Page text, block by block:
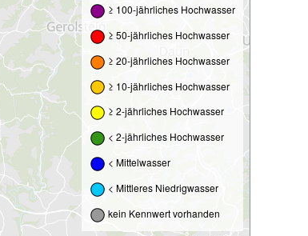
≥ 100-jährliches Hochwasser
≥ 50-jährliches Hochwasser
≥ 20-jährliches Hochwasser
≥ 10-jährliches Hochwasser
≥ 2-jährliches Hochwasser
< 2-jährliches Hochwasser
< Mittelwasser
< Mittleres Niedrigwasser
kein Kennwert vorhanden